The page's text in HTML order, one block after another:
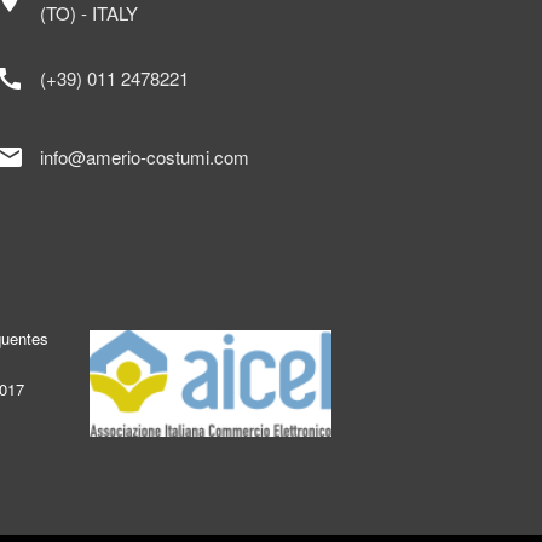
(TO) - ITALY
(+39) 011 2478221
info@amerio-costumi.com